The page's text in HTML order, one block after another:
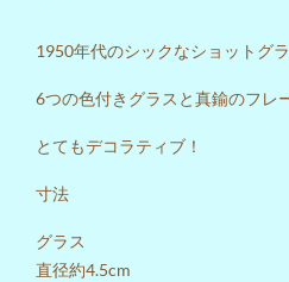
1950年代のシックなショットグ
6つの色付きグラスと真鍮のフレ
とてもデコラティブ！
寸法
グラス
直径約4.5cm